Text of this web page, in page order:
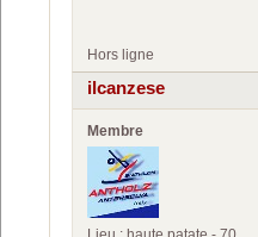
Hors ligne
ilcanzese
Membre